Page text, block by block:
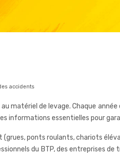
accidents
matériel de levage. Chaque
informations essentielles pour
ponts roulants, chariots
du BTP, des entreprises